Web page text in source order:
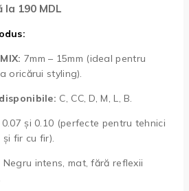
la 190 MDL
7mm – 15mm (ideal pentru
oricărui styling).
C, CC, D, M, L, B.
0.07 și 0.10 (perfecte pentru tehnici
și fir cu fir).
Negru intens, mat, fără reflexii